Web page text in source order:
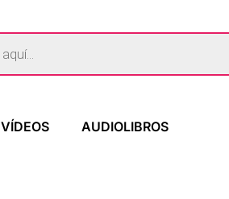
VÍDEOS AUDIOLIBROS